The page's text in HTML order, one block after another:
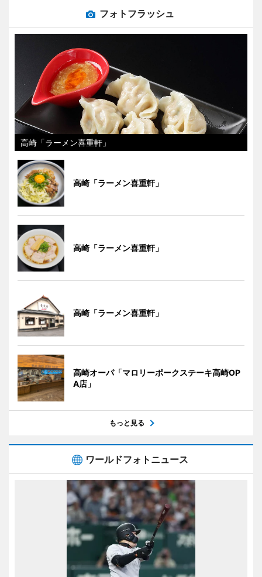
フォトフラッシュ
高崎「ラーメン喜重軒」
高崎「ラーメン喜重軒」
高崎「ラーメン喜重軒」
高崎「ラーメン喜重軒」
高崎オーパ「マロリーポークステーキ高崎OP
A店」
もっと見る
ワールドフォトニュース